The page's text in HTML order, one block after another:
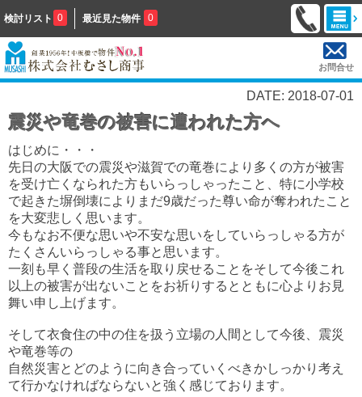
検討リスト 0 最近見た物件 0
お問合せ
DATE: 2018-07-01
震災や竜巻の被害に遭われた方へ
はじめに・・・
先日の大阪での震災や滋賀での竜巻により多くの方が被害
を受け亡くなられた方もいらっしゃったこと、特に小学校
で起きた塀倒壊によりまだ9歳だった尊い命が奪われたこと
を大変悲しく思います。
今もなお不便な思いや不安な思いをしていらっしゃる方が
たくさんいらっしゃる事と思います。
一刻も早く普段の生活を取り戻せることをそして今後これ
以上の被害が出ないことをお祈りするとともに心よりお見
舞い申し上げます。
そして衣食住の中の住を扱う立場の人間として今後、震災
や竜巻等の
自然災害とどのように向き合っていくべきかしっかり考え
て行かなければならないと強く感じております。